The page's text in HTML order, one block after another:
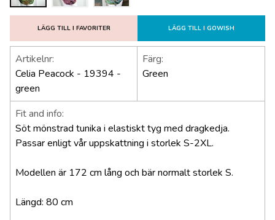
LÄGG TILL I FAVORITER LÄGG TILL I GOWISH
Artikelnr:
Celia Peacock - 19394 -
green
Färg:
Green
Fit and info:
Söt mönstrad tunika i elastiskt tyg med dragkedja.
Passar enligt vår uppskattning i storlek S-2XL.
Modellen är 172 cm lång och bär normalt storlek S.
Längd: 80 cm